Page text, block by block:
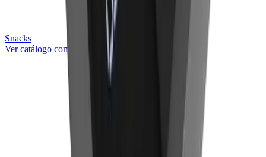
Snacks
Ver catálogo completo